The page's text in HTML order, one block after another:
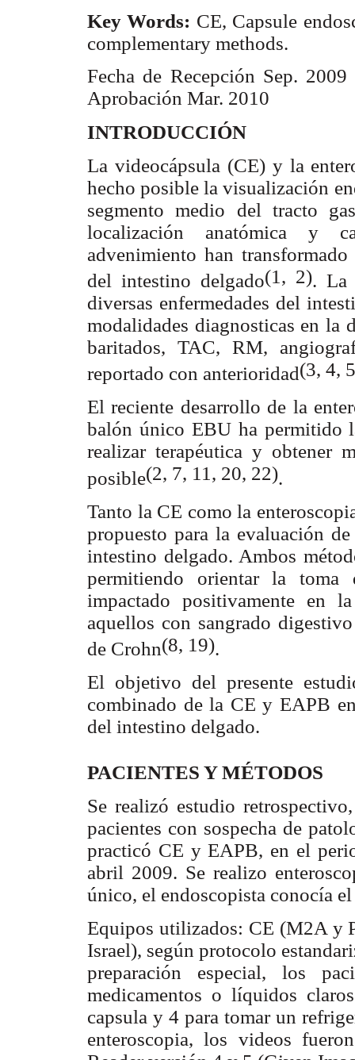
Key Words: CE, Capsule
complementary methods.
Fecha de Recepción Sep.
Aprobación Mar. 2010
INTRODUCCIÓN
La videocápsula (CE) y la
hecho posible la visualización
segmento medio del tracto
localización anatómica y
advenimiento han
del intestino delgado(1, 2). La
diversas enfermedades del
modalidades diagnosticas en la
baritados, TAC, RM,
reportado con anterioridad(3, 4,
El reciente desarrollo de la
balón único EBU ha permitido
realizar terapéutica y obtener
posible(2, 7, 11, 20, 22).
Tanto la CE como la
propuesto para la evaluación
intestino delgado. Ambos
permitiendo orientar la toma
impactado positivamente en
aquellos con sangrado
de Crohn(8, 19).
El objetivo del presente
combinado de la CE y EAPB
del intestino delgado.
PACIENTES Y MÉTODOS
Se realizó estudio
pacientes con sospecha de
practicó CE y EAPB, en el
abril 2009. Se realizo
único, el endoscopista conocía
Equipos utilizados: CE (M2A y
Israel), según protocolo
preparación especial, los
medicamentos o líquidos
capsula y 4 para tomar un
enteroscopia, los videos